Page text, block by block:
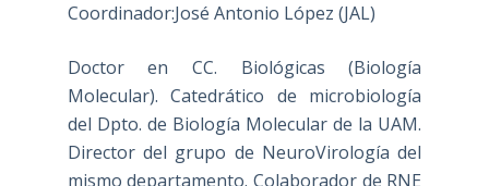
Coordinador:José Antonio López (JAL)
Doctor en CC. Biológicas (Biología
Molecular). Catedrático de microbiología
del Dpto. de Biología Molecular de la UAM.
Director del grupo de NeuroVirología del
mismo departamento. Colaborador de RNE